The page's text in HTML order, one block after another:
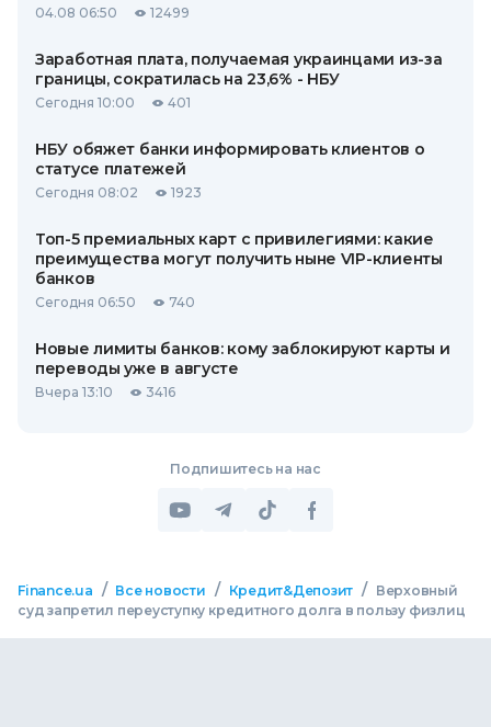
04.08 06:50 12499
Заработная плата, получаемая украинцами из-за
границы, сократилась на 23,6% - НБУ
Сегодня 10:00 401
НБУ обяжет банки информировать клиентов о
статусе платежей
Сегодня 08:02 1923
Топ-5 премиальных карт с привилегиями: какие
преимущества могут получить ныне VIP-клиенты
банков
Сегодня 06:50 740
Новые лимиты банков: кому заблокируют карты и
переводы уже в августе
Вчера 13:10 3416
Подпишитесь на нас
Finance.ua / Все новости / Кредит&Депозит /
Верховный
суд запретил переуступку кредитного долга в пользу физлиц